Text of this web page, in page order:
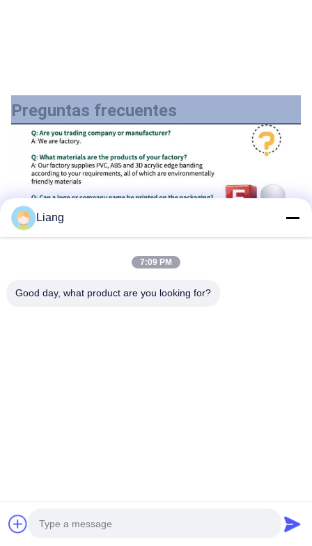
Preguntas frecuentes
Liang
7:09 PM
Good day, what product are you looking for?